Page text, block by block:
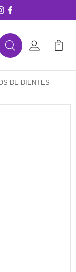
BuscarMi Cuenta
Mi
DE DIENTES